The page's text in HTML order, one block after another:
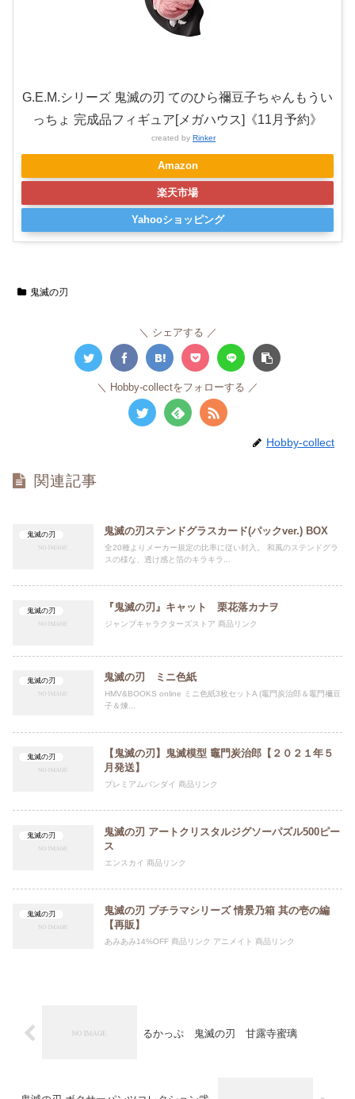
G.E.M.シリーズ 鬼滅の刃 てのひら禰豆子ちゃんもうい
っちょ 完成品フィギュア[メガハウス]《11月予約》
created by Rinker
Amazon
楽天市場
Yahooショッピング
鬼滅の刃
シェアする
Hobby-collectをフォローする
Hobby-collect
関連記事
鬼滅の刃 鬼滅の刃ステンドグラスカード(パックver.) BOX
全20種よりメーカー規定の比率に従い封入。 和風のステンドグラ
スの様な、透け感と箔のキラキラ...
鬼滅の刃 『鬼滅の刃』キャット 栗花落カナヲ
ジャンプキャラクターズストア 商品リンク
鬼滅の刃 鬼滅の刃 ミニ色紙
HMV&BOOKS online ミニ色紙3枚セットA (竈門炭治郎＆竈門禰豆
子＆煉...
鬼滅の刃
【鬼滅の刃】鬼滅模型 竈門炭治郎【２０２１年５
月発送】
プレミアムバンダイ 商品リンク
鬼滅の刃
鬼滅の刃 アートクリスタルジグソーパズル500ピー
ス
エンスカイ 商品リンク
鬼滅の刃
鬼滅の刃 プチラマシリーズ 情景乃箱 其の壱の編
【再販】
あみあみ14%OFF 商品リンク アニメイト 商品リンク
るかっぷ 鬼滅の刃 甘露寺蜜璃